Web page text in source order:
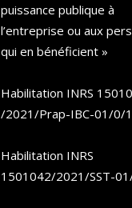
puissance publique à
l’entreprise ou aux
qui en bénéficient »
Habilitation INRS
/2021/Prap-IBC-01/0/
Habilitation INRS
1501042/2021/SST-